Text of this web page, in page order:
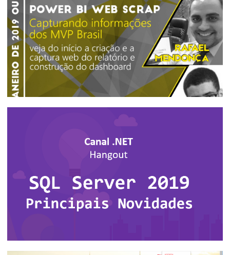
[Evento GRATUITO e ONLINE] - Power BI
dos MVPs Brasil - 24/01/2019 às 20:30
1 min de leitura